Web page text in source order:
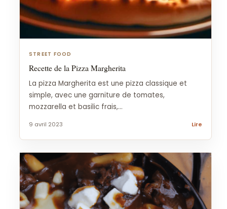
STREET FOOD
Recette de la Pizza Margherita
La pizza Margherita est une pizza classique et
simple, avec une garniture de tomates,
mozzarella et basilic frais,...
9 avril 2023 Lire